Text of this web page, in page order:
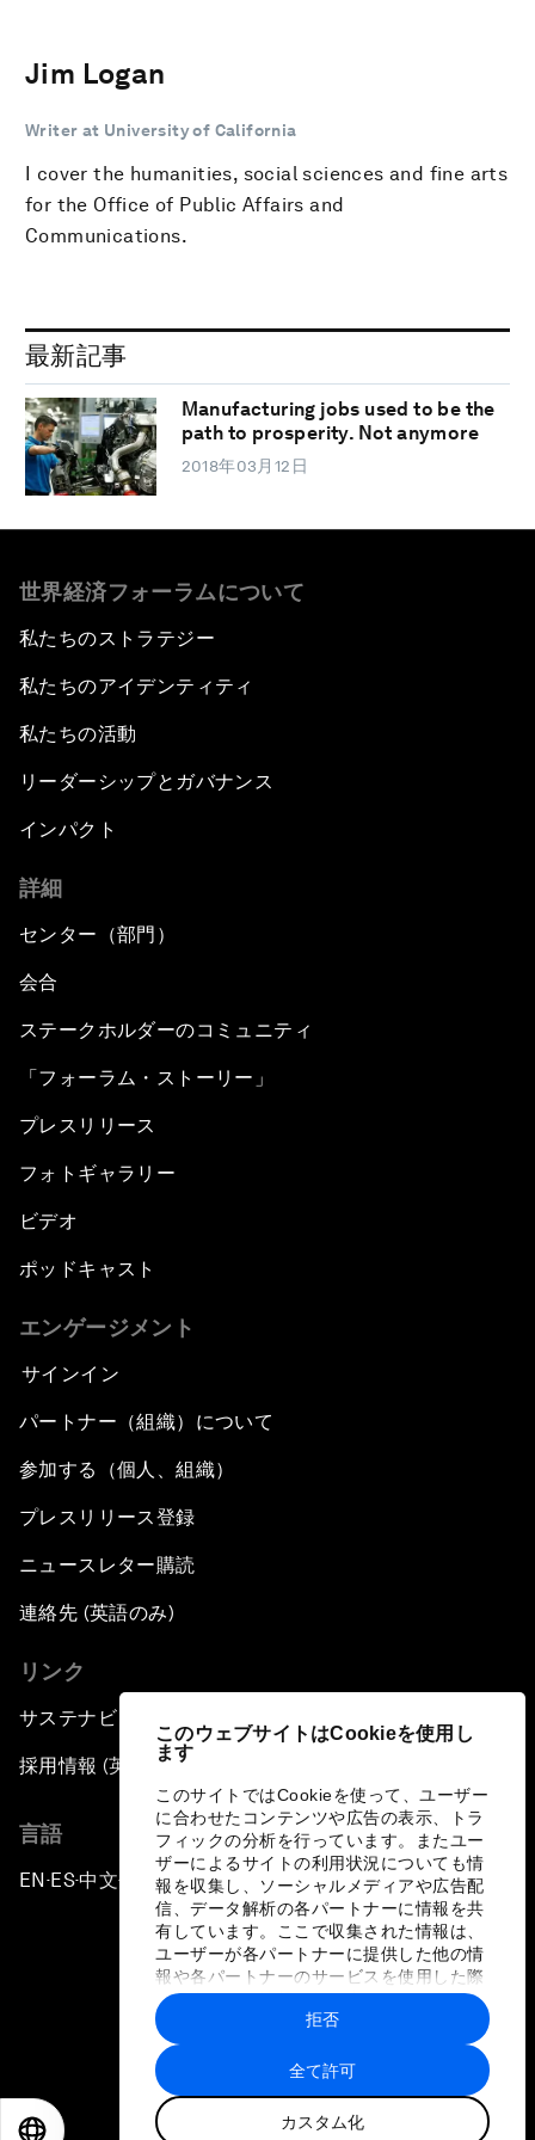
このウェブサイトはCookieを使用し
ます
このサイトではCookieを使って、ユーザー
に合わせたコンテンツや広告の表示、トラ
フィックの分析を行っています。またユー
ザーによるサイトの利用状況についても情
報を収集し、ソーシャルメディアや広告配
信、データ解析の各パートナーに情報を共
有しています。ここで収集された情報は、
ユーザーが各パートナーに提供した他の情
報や各パートナーのサービスを使用した際
に収集された情報と組み合わされ、各パー
トナーによって使用されることがありま
す。
全て許可
カスタム化
拒否
Jim Logan
Writer at University of California
I cover the humanities, social sciences and fine arts
for the Office of Public Affairs and
Communications.
最新記事
Manufacturing jobs used to be the
path to prosperity. Not anymore
2018年03月12日
世界経済フォーラムについて
私たちのストラテジー
私たちのアイデンティティ
私たちの活動
リーダーシップとガバナンス
インパクト
詳細
センター（部門）
会合
ステークホルダーのコミュニティ
「フォーラム・ストーリー」
プレスリリース
フォトギャラリー
ビデオ
ポッドキャスト
エンゲージメント
サインイン
パートナー（組織）について
参加する（個人、組織）
プレスリリース登録
ニュースレター購読
連絡先 (英語のみ)
リンク
サステナビリティへの取り組み
採用情報 (英語のみ)
言語
EN ▪ES▪中文▪ 日本語
プライバシーポリシーと利用規約
サイトマップ
©
世界経済フォーラム